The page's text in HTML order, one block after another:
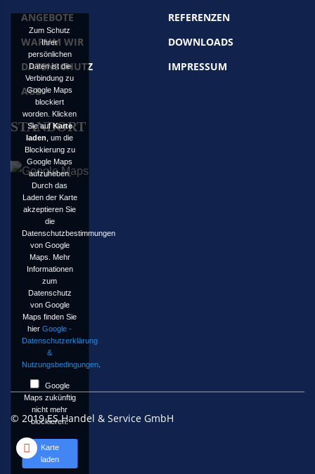
ANGEBOTE
REFERENZEN
WARUM WIR
DOWNLOADS
DATENSCHUTZ
IMPRESSUM
AGB
STANDORT
Zum Schutz
Ihrer
persönlichen
Daten ist die
Verbindung zu
Google Maps
blockiert
worden. Klicken
Sie aufKarte
laden , um die
Blockierung zu
Google Maps
aufzuheben.
Durch das
Laden der Karte
akzeptieren Sie
die
Datenschutzbestimmungen
von Google
Maps. Mehr
Informationen
zum
Datenschutz
von Google
Maps finden Sie
hier Google -
Datenschutzerklärung
&
Nutzungsbedingungen
Google
Maps zukünftig
nicht mehr
blockieren.
Karte
laden
© 2019 ES Handel & Service GmbH